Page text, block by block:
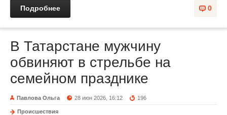
0
Подробнее
В Татарстане мужчину
обвиняют в стрельбе на
семейном празднике
Павлова Ольга 28 июн 2026, 16:12 196
Происшествия